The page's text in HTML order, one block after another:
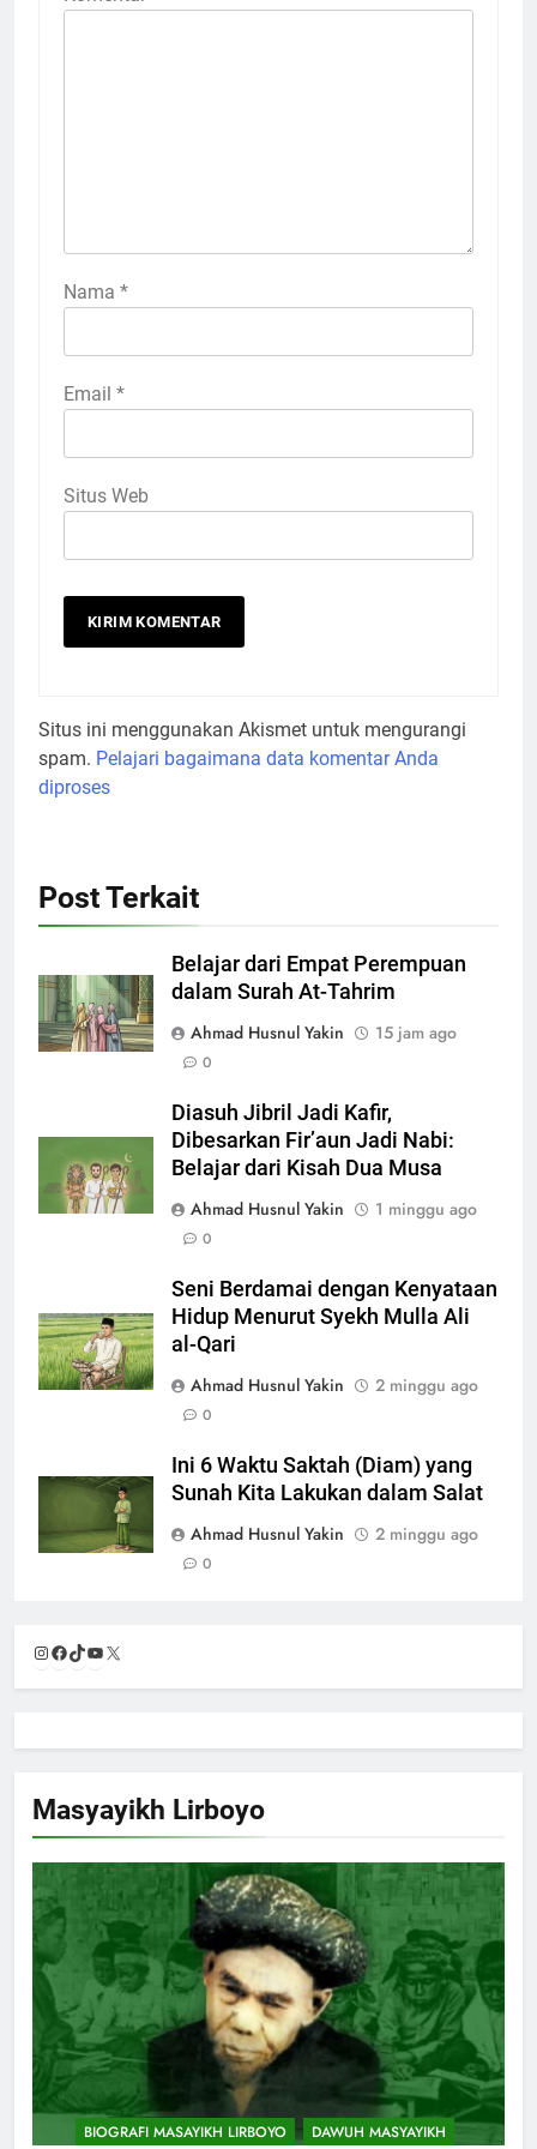
Nama *
Email *
Situs Web
Situs ini menggunakan Akismet untuk mengurangi
spam. Pelajari bagaimana data komentar Anda
diproses
Post Terkait
Belajar dari Empat Perempuan
dalam Surah At-Tahrim
Ahmad Husnul Yakin
15 jam ago
0
Diasuh Jibril Jadi Kafir,
Dibesarkan Fir’aun Jadi Nabi:
Belajar dari Kisah Dua Musa
Ahmad Husnul Yakin
1 minggu ago
0
Seni Berdamai dengan Kenyataan
Hidup Menurut Syekh Mulla Ali
al-Qari
Ahmad Husnul Yakin
2 minggu ago
0
Ini 6 Waktu Saktah (Diam) yang
Sunah Kita Lakukan dalam Salat
Ahmad Husnul Yakin
2 minggu ago
0
Instagram
Facebook
TikTok
YouTube
Masyayikh Lirboyo
BIOGRAFI MASAYIKH LIRBOYO DAWUH MASYAYIKH